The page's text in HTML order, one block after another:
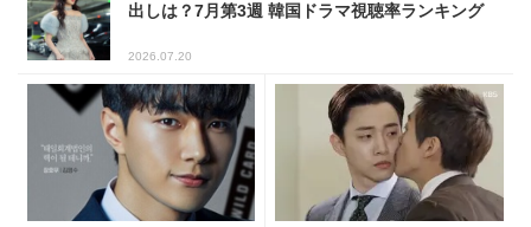
出しは？7月第3週 韓国ドラマ視聴率ランキング
2026.07.20